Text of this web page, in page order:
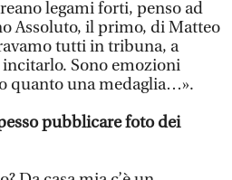
legami forti, penso ad
Assoluto, il primo, di Matteo
tutti in tribuna, a
Sono emozioni
quanto una medaglia…».
pubblicare foto dei